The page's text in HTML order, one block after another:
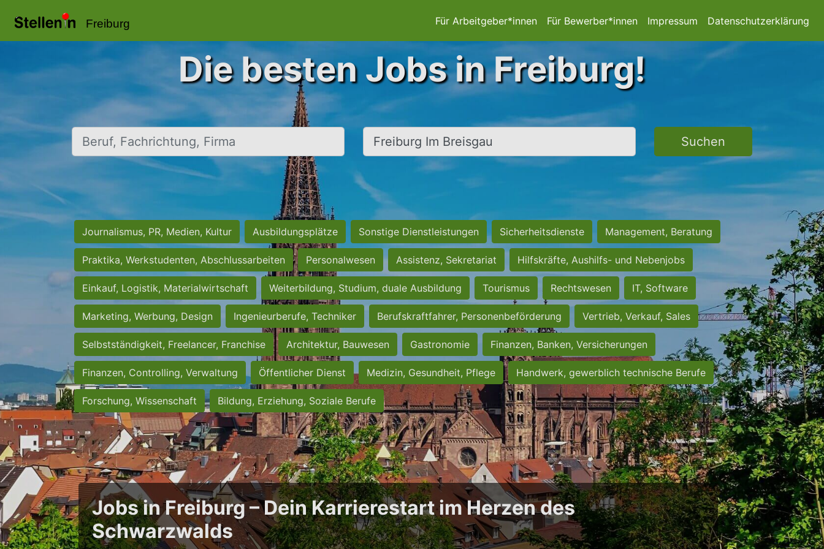
Freiburg Für Arbeitgeber*innen Für Bewerber*innen Impressum Datenschutzerklärung
Die besten Jobs in Freiburg!
Beruf, Fachrichtung, Firma Ort, Stadt Suchen
Journalismus, PR, Medien, Kultur Ausbildungsplätze Sonstige Dienstleistungen Sicherheitsdienste Management, Beratung
Praktika, Werkstudenten, Abschlussarbeiten Personalwesen Assistenz, Sekretariat Hilfskräfte, Aushilfs- und Nebenjobs
Einkauf, Logistik, Materialwirtschaft Weiterbildung, Studium, duale Ausbildung Tourismus Rechtswesen IT, Software
Marketing, Werbung, Design Ingenieurberufe, Techniker Berufskraftfahrer, Personenbeförderung Vertrieb, Verkauf, Sales
Selbstständigkeit, Freelancer, Franchise Architektur, Bauwesen Gastronomie Finanzen, Banken, Versicherungen
Finanzen, Controlling, Verwaltung Öffentlicher Dienst Medizin, Gesundheit, Pflege Handwerk, gewerblich technische Berufe
Forschung, Wissenschaft Bildung, Erziehung, Soziale Berufe
Jobs in Freiburg – Dein Karrierestart im Herzen des
Schwarzwalds